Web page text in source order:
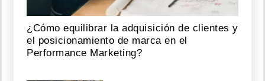
¿Cómo equilibrar la adquisición de clientes y
el posicionamiento de marca en el
Performance Marketing?